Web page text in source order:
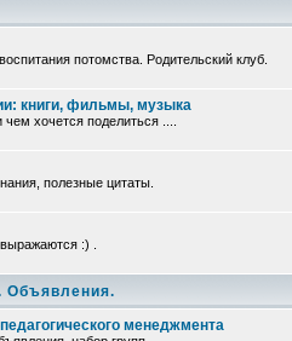
потомства. Родительский клуб.
книги, фильмы, музыка
хочется поделиться ....
полезные цитаты.
:) .
Объявления.
менеджмента